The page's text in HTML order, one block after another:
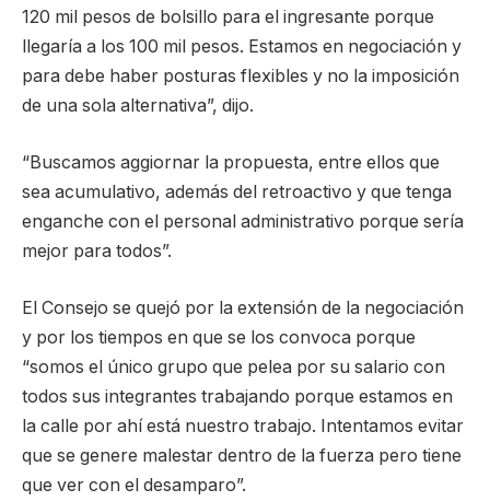
120 mil pesos de bolsillo para el ingresante porque
llegaría a los 100 mil pesos. Estamos en negociación y
para debe haber posturas flexibles y no la imposición
de una sola alternativa”, dijo.
“Buscamos aggiornar la propuesta, entre ellos que
sea acumulativo, además del retroactivo y que tenga
enganche con el personal administrativo porque sería
mejor para todos”.
El Consejo se quejó por la extensión de la negociación
y por los tiempos en que se los convoca porque
“somos el único grupo que pelea por su salario con
todos sus integrantes trabajando porque estamos en
la calle por ahí está nuestro trabajo. Intentamos evitar
que se genere malestar dentro de la fuerza pero tiene
que ver con el desamparo”.